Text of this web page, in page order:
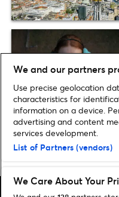
Pagina iniziale Arte & Teatro »
appuntamento a Milano dal 12
We and our partners
Use precise geolocation
characteristics for
information on a device.
advertising and content
services development.
List of Partners (vendors)
We Care About Your